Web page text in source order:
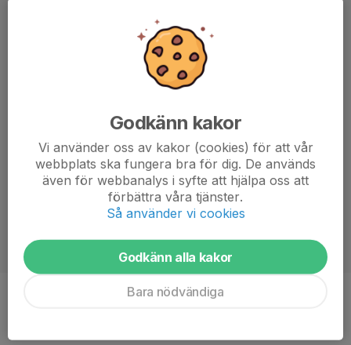
Godkänn kakor
Vi använder oss av kakor (cookies) för att vår
webbplats ska fungera bra för dig. De används
även för webbanalys i syfte att hjälpa oss att
förbättra våra tjänster.
Så använder vi cookies
Godkänn alla kakor
Bara nödvändiga